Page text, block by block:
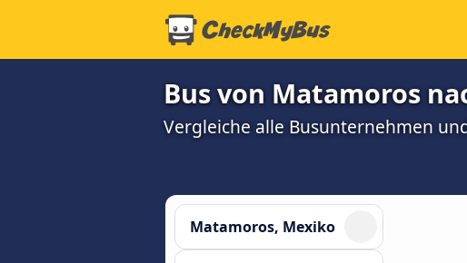
Bus von Matamoros
Vergleiche alle Busunternehmen